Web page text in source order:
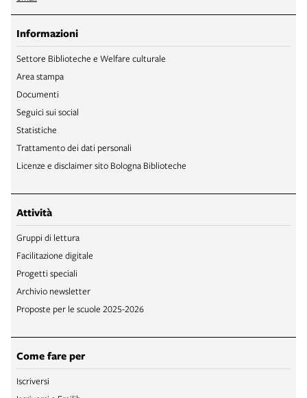
Informazioni
Settore Biblioteche e Welfare culturale
Area stampa
Documenti
Seguici sui social
Statistiche
Trattamento dei dati personali
Licenze e disclaimer sito Bologna Biblioteche
Attività
Gruppi di lettura
Facilitazione digitale
Progetti speciali
Archivio newsletter
Proposte per le scuole 2025-2026
Come fare per
Iscriversi